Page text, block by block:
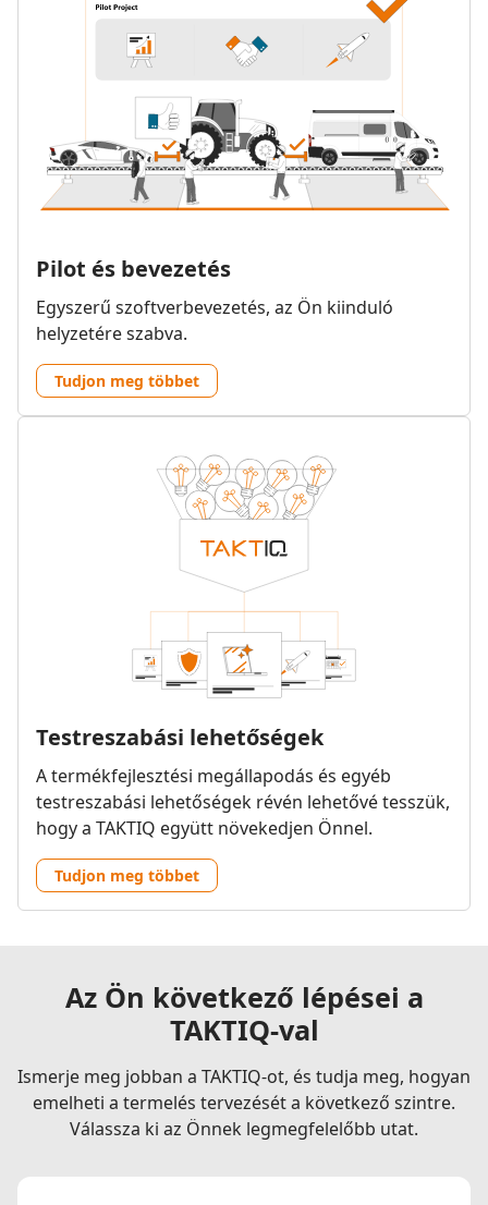
Pilot és bevezetés
Egyszerű szoftverbevezetés, az Ön kiinduló
helyzetére szabva.
Tudjon meg többet
Testreszabási lehetőségek
A termékfejlesztési megállapodás és egyéb
testreszabási lehetőségek révén lehetővé tesszük,
hogy a TAKTIQ együtt növekedjen Önnel.
Tudjon meg többet
Az Ön következő lépései a
TAKTIQ-val
Ismerje meg jobban a TAKTIQ-ot, és tudja meg, hogyan
emelheti a termelés tervezését a következő szintre.
Válassza ki az Önnek legmegfelelőbb utat.